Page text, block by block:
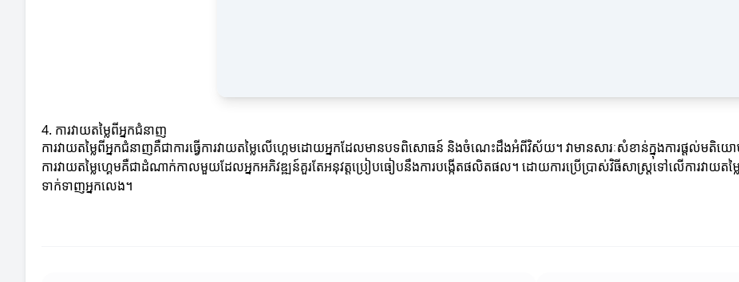
4. ការវាយតម្លៃពីអ្នកជំនាញ
ការវាយតម្លៃពីអ្នកជំនាញគឺជាការធ្វើការវាយតម្លៃលើហ្គេមដោយអ្នកដែលមានបទពិសោធន៍ និងចំណេះដឹងអំពីវិស័យ។ វាមានសារៈសំខាន់ក្នុងការផ្តល់មតិ
ការវាយតម្លៃហ្គេមគឺជាដំណាក់កាលមួយដែលអ្នកអភិវឌ្ឍន៍គួរតែអនុវត្តប្រៀបធៀបនឹងការបង្កើតផលិតផល។ ដោយការប្រើប្រាស់វិធីសាស្ត្រទៅលើការវាយតម្
ទាក់ទាញអ្នកលេង។